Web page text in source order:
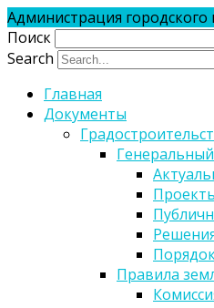
Администрация
Поиск
Search
Главная
Документы
Правила